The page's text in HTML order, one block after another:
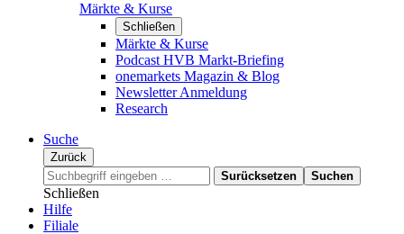
Märkte & Kurse
Schließen
Märkte & Kurse
Podcast HVB Markt-Briefing
onemarkets Magazin & Blog
Newsletter Anmeldung
Research
Suche
Zurück
Surücksetzen
Suchen
Schließen
Hilfe
Filiale